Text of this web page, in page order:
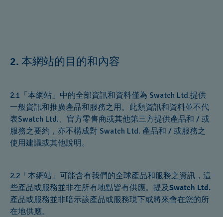
2. 本網站的目的和內容
2.1「本網站」中的全部資訊和資料僅為 Swatch Ltd.提供
一般資訊和推廣產品和服務之用。此類資訊和資料並不代
表Swatch Ltd.、官方零售商或其他第三方提供產品和 / 或
服務之要約，亦不構成對 Swatch Ltd. 產品和 / 或服務之
使用建議或其他說明。
2.2「本網站」可能含有我們的全球產品和服務之資訊，這
些產品或服務並非在所有地點皆有供應。提及Swatch Ltd.
產品或服務並非暗示該產品或服務現下或將來會在您的所
在地供應。